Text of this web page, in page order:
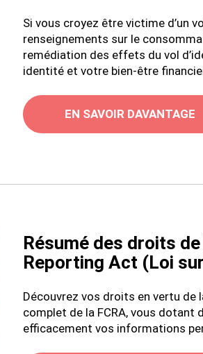
Si vous croyez être victime d’un
renseignements sur le
remédiation des effets du vol
identité et votre bien-être
EN SAVOIR DAVANTAGE
Résumé des droits
Reporting Act (Loi
Découvrez vos droits en vertu de
complet de la FCRA, vous dotant
efficacement vos informations